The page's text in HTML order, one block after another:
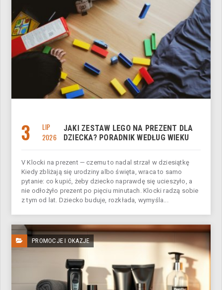
3
LIP
2026
JAKI ZESTAW LEGO NA PREZENT DLA
DZIECKA? PORADNIK WEDŁUG WIEKU
V Klocki na prezent — czemu to nadal strzał w dziesiątkę
Kiedy zbliżają się urodziny albo święta, wraca to samo
pytanie: co kupić, żeby dziecko naprawdę się ucieszyło, a
nie odłożyło prezent po pięciu minutach. Klocki radzą sobie
z tym od lat. Dziecko buduje, rozkłada, wymyśla...
PROMOCJE I OKAZJE